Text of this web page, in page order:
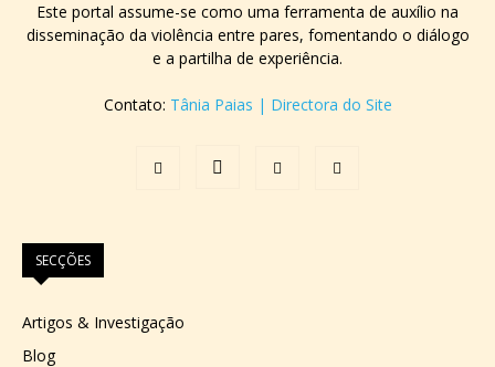
Este portal assume-se como uma ferramenta de auxílio na
disseminação da violência entre pares, fomentando o diálogo
e a partilha de experiência.
Contato: Tânia Paias | Directora do Site
SECÇÕES
Artigos & Investigação
Blog